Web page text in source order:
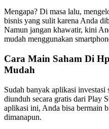
Mengapa? Di masa lalu,
bisnis yang sulit karena Anda
Namun jangan khawatir, kini
mudah menggunakan
Cara Main Saham Di
Mudah
Sudah banyak aplikasi investasi
diunduh secara gratis dari Play
aplikasi ini, Anda bisa bermain
dimanapun.